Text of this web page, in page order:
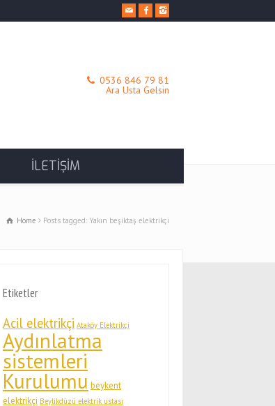
0536 846 79 81
Ara Usta Gelsin
İLETİŞİM
Home Posts tagged: Yakın beşiktaş elektrikçi
Etiketler
Acil elektrikçi Ataköy Elektrikçi
Aydınlatma
sistemleri
Kurulumu beykent
elektrikçi Beylikdüzü elektrik ustası